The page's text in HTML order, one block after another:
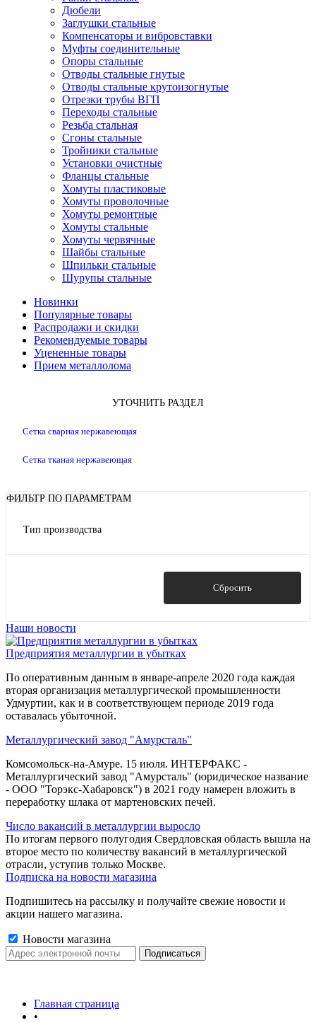
Дюбели
Заглушки стальные
Компенсаторы и вибровставки
Муфты соединительные
Опоры стальные
Отводы стальные гнутые
Отводы стальные крутоизогнутые
Отрезки трубы ВГП
Переходы стальные
Резьба стальная
Сгоны стальные
Тройники стальные
Установки очистные
Фланцы стальные
Хомуты пластиковые
Хомуты проволочные
Хомуты ремонтные
Хомуты стальные
Хомуты червячные
Шайбы стальные
Шпильки стальные
Шурупы стальные
Новинки
Популярные товары
Распродажи и скидки
Рекомендуемые товары
Уцененные товары
Прием металлолома
УТОЧНИТЬ РАЗДЕЛ
Сетка сварная нержавеющая
Сетка тканая нержавеющая
ФИЛЬТР ПО ПАРАМЕТРАМ
Тип производства
Сбросить
Наши новости
Предприятия металлургии в убытках
По оперативным данным в январе-апреле 2020 года каждая
вторая организация металлургической промышленности
Удмуртии, как и в соответствующем периоде 2019 года
оставалась убыточной.
Металлургический завод "Амурсталь"
Комсомольск-на-Амуре. 15 июля. ИНТЕРФАКС -
Металлургический завод "Амурсталь" (юридическое название
- ООО "Торэкс-Хабаровск") в 2021 году намерен вложить в
переработку шлака от мартеновских печей.
Число вакансий в металлургии выросло
По итогам первого полугодия Свердловская область вышла на
второе место по количеству вакансий в металлургической
отрасли, уступив только Москве.
Подписка на новости магазина
Подпишитесь на рассылку и получайте свежие новости и
акции нашего магазина.
Новости магазина
Главная страница
•